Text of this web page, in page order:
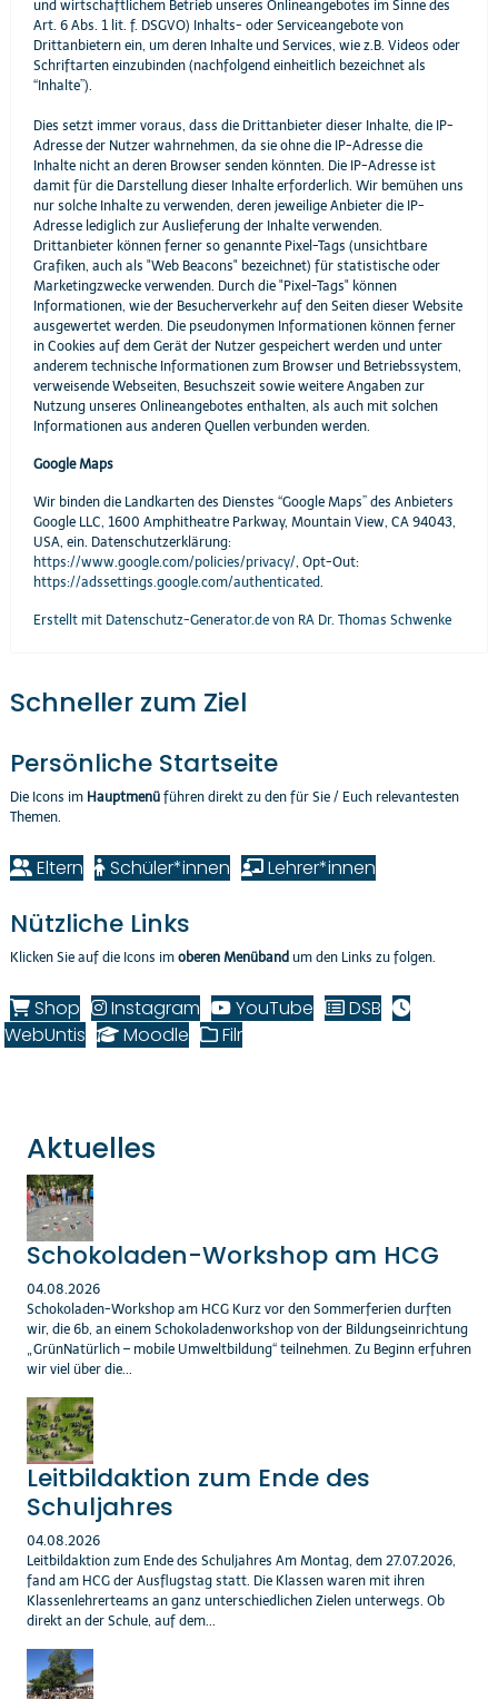
und wirtschaftlichem Betrieb unseres Onlineangebotes im Sinne des
Art. 6 Abs. 1 lit. f. DSGVO) Inhalts- oder Serviceangebote von
Drittanbietern ein, um deren Inhalte und Services, wie z.B. Videos oder
Schriftarten einzubinden (nachfolgend einheitlich bezeichnet als
“Inhalte”).
Dies setzt immer voraus, dass die Drittanbieter dieser Inhalte, die IP-
Adresse der Nutzer wahrnehmen, da sie ohne die IP-Adresse die
Inhalte nicht an deren Browser senden könnten. Die IP-Adresse ist
damit für die Darstellung dieser Inhalte erforderlich. Wir bemühen uns
nur solche Inhalte zu verwenden, deren jeweilige Anbieter die IP-
Adresse lediglich zur Auslieferung der Inhalte verwenden.
Drittanbieter können ferner so genannte Pixel-Tags (unsichtbare
Grafiken, auch als "Web Beacons" bezeichnet) für statistische oder
Marketingzwecke verwenden. Durch die "Pixel-Tags" können
Informationen, wie der Besucherverkehr auf den Seiten dieser Website
ausgewertet werden. Die pseudonymen Informationen können ferner
in Cookies auf dem Gerät der Nutzer gespeichert werden und unter
anderem technische Informationen zum Browser und Betriebssystem,
verweisende Webseiten, Besuchszeit sowie weitere Angaben zur
Nutzung unseres Onlineangebotes enthalten, als auch mit solchen
Informationen aus anderen Quellen verbunden werden.
Google Maps
Wir binden die Landkarten des Dienstes “Google Maps” des Anbieters
Google LLC, 1600 Amphitheatre Parkway, Mountain View, CA 94043,
USA, ein. Datenschutzerklärung:
https://www.google.com/policies/privacy/, Opt-Out:
https://adssettings.google.com/authenticated.
Erstellt mit Datenschutz-Generator.de von RA Dr. Thomas Schwenke
Schneller zum Ziel
Persönliche Startseite
Die Icons im Hauptmenüführen direkt zu den für Sie / Euch relevantesten
Themen.
Eltern Schüler*innen Lehrer*innen
Nützliche Links
Klicken Sie auf die Icons im oberen Menüband um den Links zu folgen.
Shop Instagram YouTube
DSB
WebUntis
Moodle Filr
Aktuelles
Schokoladen-Workshop am HCG
04.08.2026
Schokoladen-Workshop am HCG Kurz vor den Sommerferien durften
wir, die 6b, an einem Schokoladenworkshop von der Bildungseinrichtung
„GrünNatürlich – mobile Umweltbildung“ teilnehmen. Zu Beginn erfuhren
wir viel über die...
Leitbildaktion zum Ende des
Schuljahres
04.08.2026
Leitbildaktion zum Ende des Schuljahres Am Montag, dem 27.07.2026,
fand am HCG der Ausflugstag statt. Die Klassen waren mit ihren
Klassenlehrerteams an ganz unterschiedlichen Zielen unterwegs. Ob
direkt an der Schule, auf dem...